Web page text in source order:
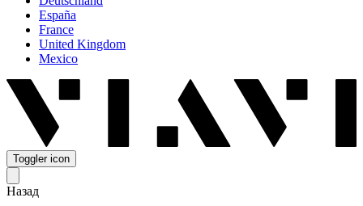
España
France
United Kingdom
Mexico
Toggler icon
Назад